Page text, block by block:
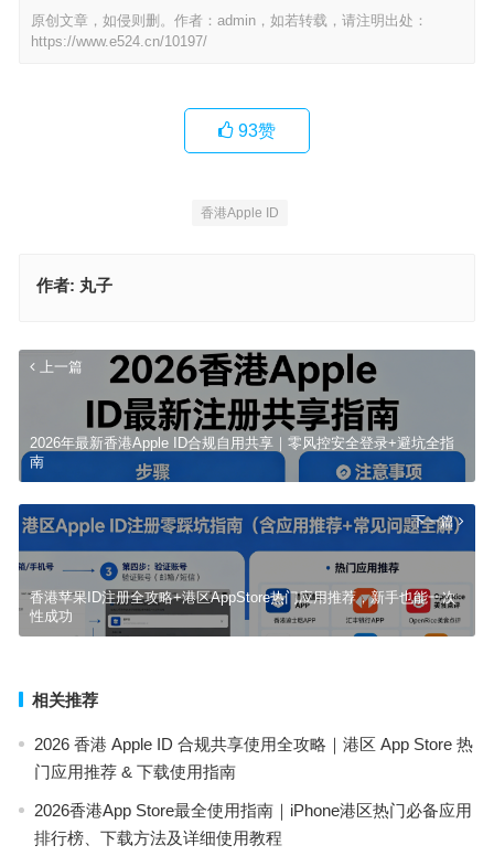
原创文章，如侵则删。作者：admin，如若转载，请注明出处：
https://www.e524.cn/10197/
93赞
香港Apple ID
作者: 丸子
上一篇
2026年最新香港Apple ID合规自用共享｜零风控安全登录+避坑全指
南
下一篇
香港苹果ID注册全攻略+港区AppStore热门应用推荐，新手也能一次
性成功
相关推荐
2026 香港 Apple ID 合规共享使用全攻略｜港区 App Store 热
门应用推荐 & 下载使用指南
2026香港App Store最全使用指南｜iPhone港区热门必备应用
排行榜、下载方法及详细使用教程